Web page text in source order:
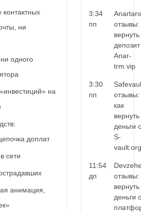
контактных
ни
одного
на
доплат
сети
анимация,
3:34
пп
отзывы:
вернуть
Anar-
trm.vip
3:30
пп
отзывы:
как
вернуть
деньги с
S-
vault.org
11:54
дп
отзывы:
вернуть
деньги с